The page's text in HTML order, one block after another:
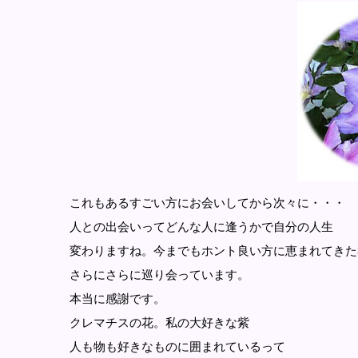
これもあるすごい方にお会いしてから次々に・・・
人との出会いってどんな人に逢うかで自分の人生
変わりますね。今までもホント良い方に恵まれてき
さらにさらに巡り会っています。
本当に感謝です。
クレマチスの花。私の大好きな紫
人も物も好きなものに囲まれているって